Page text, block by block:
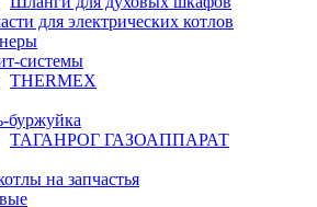
для электрических котлов
системы
THERMEX
буржуйка
ТАГАНРОГ ГАЗОАППАРАТ
на запчастья